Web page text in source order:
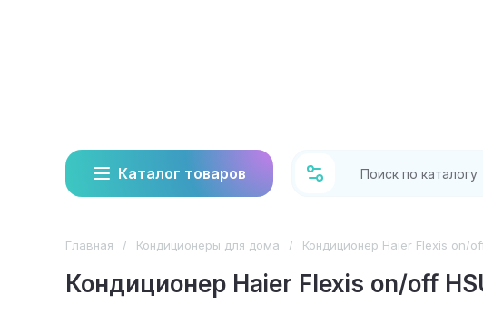
Каталог товаров
Главная / Кондиционеры для дома / Кондиционер Haier Flexis on/
Кондиционер Haier Flexis on/off